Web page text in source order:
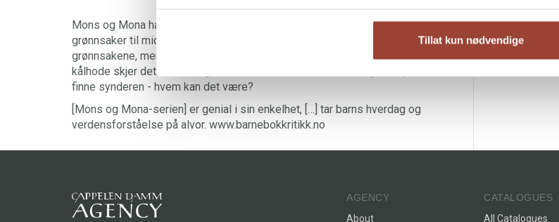
Tillat kun nødvendige
Mons og Mona har vært i butikken og handlet med mamma. De har kjøpt masse
grønnsaker til middag. De skal lage suppe. Mons og Mona får hjelpe til å kutte
grønnsakene, men når de begynner å krangle om hvem som ligner mest på et
kålhode skjer det noe. Alle grønnsakene blir borte! De må følge et spor for å
finne synderen - hvem kan det være?
[Mons og Mona-serien] er genial i sin enkelhet, […] tar barns hverdag og
verdensforståelse på alvor. www.barnebokkritikk.no
AGENCY
About
CATALOGUES
All Catalogues